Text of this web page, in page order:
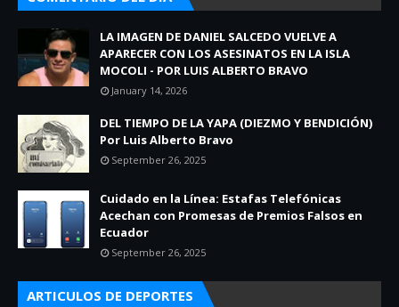
LA IMAGEN DE DANIEL SALCEDO VUELVE A
APARECER CON LOS ASESINATOS EN LA ISLA
MOCOLI - POR LUIS ALBERTO BRAVO
January 14, 2026
DEL TIEMPO DE LA YAPA (DIEZMO Y BENDICIÓN)
Por Luis Alberto Bravo
September 26, 2025
Cuidado en la Línea: Estafas Telefónicas
Acechan con Promesas de Premios Falsos en
Ecuador
September 26, 2025
ARTICULOS DE DEPORTES